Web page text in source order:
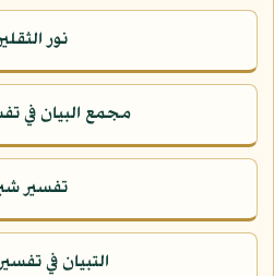
نور
مجمع البيان في
تفسير
التبيان في